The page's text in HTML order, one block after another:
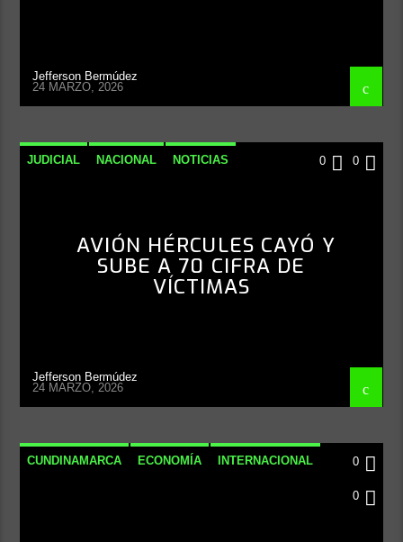
Jefferson Bermúdez
24 MARZO, 2026
JUDICIAL NACIONAL NOTICIAS 0 0
AVIÓN HÉRCULES CAYÓ Y
SUBE A 70 CIFRA DE
VÍCTIMAS
Jefferson Bermúdez
24 MARZO, 2026
CUNDINAMARCA ECONOMÍA INTERNACIONAL 0
0